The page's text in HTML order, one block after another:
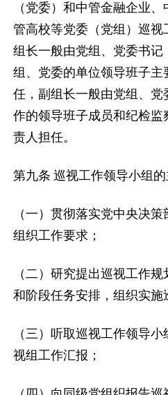
（党委）和中管金融企业
管高校等党委（党组）巡视
组长一般由党组、党委书记
组、党委的单位领导班子主
任，副组长一般由党组、党
作的领导班子成员和纪检监
责人担任。
第九条 巡视工作领导小组的
（一）贯彻落实党中央决
组织工作要求；
（二）研究提出巡视工作规
和阶段任务安排，组织实施
（三）听取巡视工作领导
视组工作汇报；